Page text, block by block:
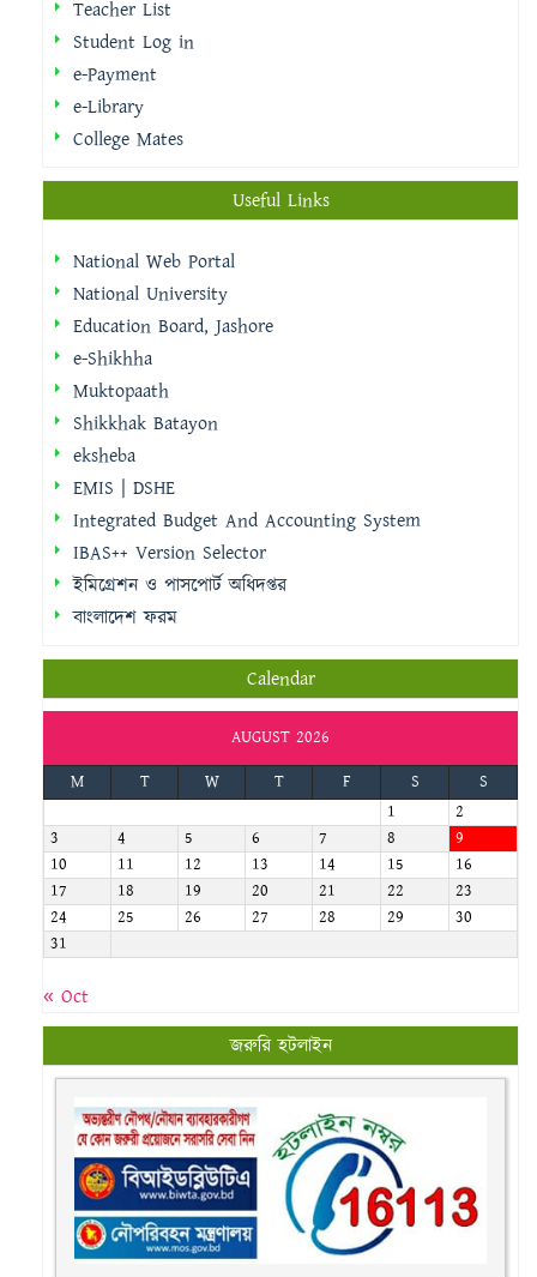
Teacher List
Student Log in
e-Payment
e-Library
College Mates
Useful Links
National Web Portal
National University
Education Board, Jashore
e-Shikhha
Muktopaath
Shikkhak Batayon
eksheba
EMIS | DSHE
Integrated Budget And Accounting System
IBAS++ Version Selector
ইমিগ্রেশন ও পাসপোর্ট অধিদপ্তর
বাংলাদেশ ফরম
Calendar
AUGUST 2026
M
T W T F S
S
1
2
3
4 5 6 7 8
9
10
11 12 13 14 15
16
17
18 19 20 21 22
23
24
25 26 27 28 29
30
31
« Oct
জরুরি হটলাইন